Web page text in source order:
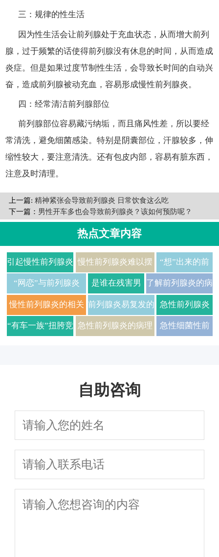
三：规律的性生活
因为性生活会让前列腺处于充血状态，从而增大前列
腺，过于频繁的话使得前列腺没有休息的时间，从而造成
炎症。但是如果过度节制性生活，会导致长时间的自动兴
奋，造成前列腺被动充血，容易形成慢性前列腺炎。
四：经常清洁前列腺部位
前列腺部位容易藏污纳垢，而且痛风性差，所以要经
常清洗，避免细菌感染。特别是阴囊部位，汗腺较多，伸
缩性较大，要注意清洗。还有包皮内部，容易有脏东西，
注意及时清理。
上一篇: 精神紧张会导致前列腺炎 日常饮食这么吃
下一篇： 男性开车多也会导致前列腺炎？该如何预防呢？
热点文章内容
引起慢性前列腺炎
的原因
慢性前列腺炎难以摆
脱的原因
“想”出来的前
列腺炎
“网恋”与前列腺炎 是谁在残害男
人前列腺？
了解前列腺炎的病
因
慢性前列腺炎的相关
因素
前列腺炎易复发的
原因
急性前列腺炎
病理变化是什
“有车一族”扭胯竞 急性前列腺炎的病理 急性细菌性前
自助咨询